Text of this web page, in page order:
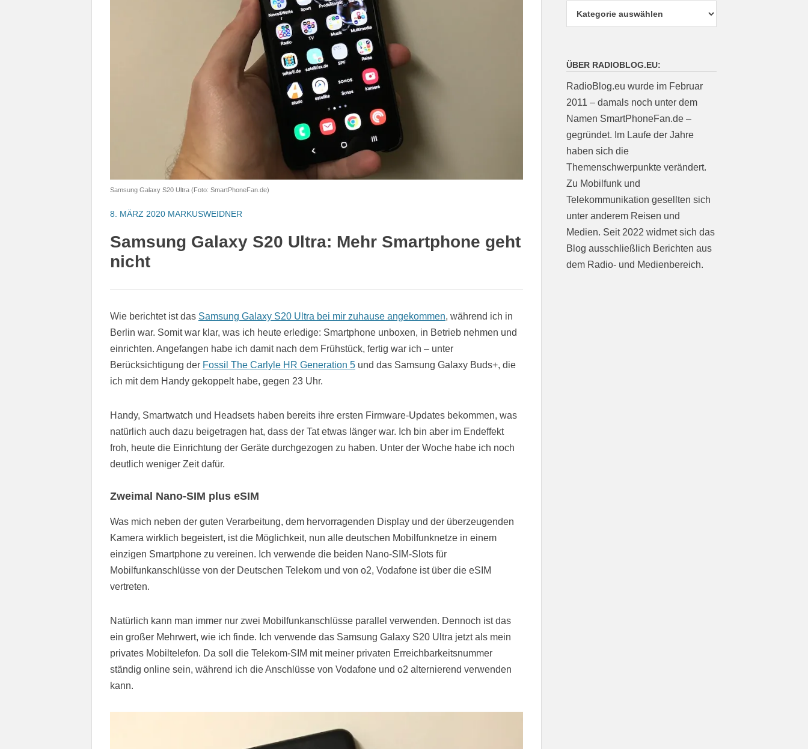
Samsung Galaxy S20 Ultra (Foto: SmartPhoneFan.de)
8. MÄRZ 2020 MARKUSWEIDNER
Samsung Galaxy S20 Ultra: Mehr Smartphone geht
nicht
Wie berichtet ist das Samsung Galaxy S20 Ultra bei mir zuhause angekommen, während ich in
Berlin war. Somit war klar, was ich heute erledige: Smartphone unboxen, in Betrieb nehmen und
einrichten. Angefangen habe ich damit nach dem Frühstück, fertig war ich – unter
Berücksichtigung der Fossil The Carlyle HR Generation 5 und das Samsung Galaxy Buds+, die
ich mit dem Handy gekoppelt habe, gegen 23 Uhr.
Handy, Smartwatch und Headsets haben bereits ihre ersten Firmware-Updates bekommen, was
natürlich auch dazu beigetragen hat, dass der Tat etwas länger war. Ich bin aber im Endeffekt
froh, heute die Einrichtung der Geräte durchgezogen zu haben. Unter der Woche habe ich noch
deutlich weniger Zeit dafür.
Zweimal Nano-SIM plus eSIM
Was mich neben der guten Verarbeitung, dem hervorragenden Display und der überzeugenden
Kamera wirklich begeistert, ist die Möglichkeit, nun alle deutschen Mobilfunknetze in einem
einzigen Smartphone zu vereinen. Ich verwende die beiden Nano-SIM-Slots für
Mobilfunkanschlüsse von der Deutschen Telekom und von o2, Vodafone ist über die eSIM
vertreten.
Natürlich kann man immer nur zwei Mobilfunkanschlüsse parallel verwenden. Dennoch ist das
ein großer Mehrwert, wie ich finde. Ich verwende das Samsung Galaxy S20 Ultra jetzt als mein
privates Mobiltelefon. Da soll die Telekom-SIM mit meiner privaten Erreichbarkeitsnummer
ständig online sein, während ich die Anschlüsse von Vodafone und o2 alternierend verwenden
kann.
ÜBER RADIOBLOG.EU:
RadioBlog.eu wurde im Februar
2011 – damals noch unter dem
Namen SmartPhoneFan.de –
gegründet. Im Laufe der Jahre
haben sich die
Themenschwerpunkte verändert.
Zu Mobilfunk und
Telekommunikation gesellten sich
unter anderem Reisen und
Medien. Seit 2022 widmet sich das
Blog ausschließlich Berichten aus
dem Radio- und Medienbereich.